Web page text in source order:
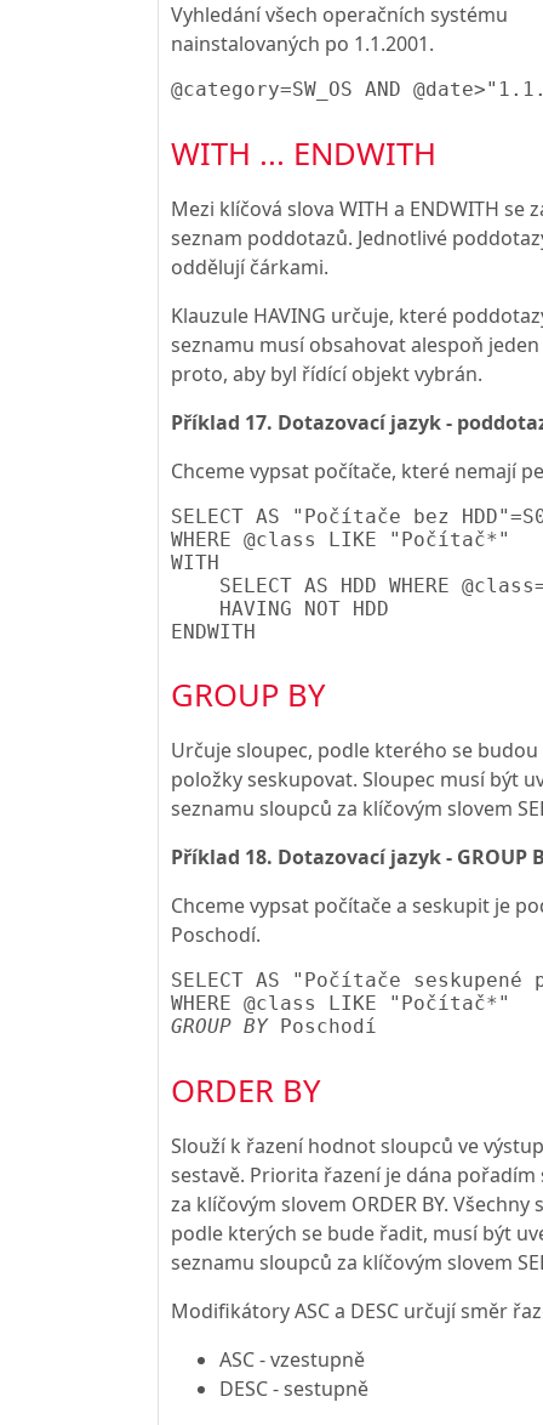
Vyhledání všech operačních systému
nainstalovaných po 1.1.2001.
@category=SW_OS AND
WITH ... ENDWITH
Mezi klíčová slova WITH a ENDWITH se
seznam poddotazů. Jednotlivé
oddělují čárkami.
Klauzule HAVING určuje, které
seznamu musí obsahovat alespoň
proto, aby byl řídící objekt vybrán.
Příklad 17. Dotazovací jazyk -
Chceme vypsat počítače, které nemají
SELECT AS "Počítače bez
WHERE @class LIKE "Počítač*"
WITH
SELECT AS HDD WHERE
    HAVING NOT HDD
GROUP BY
Určuje sloupec, podle kterého se budou
položky seskupovat. Sloupec musí být
seznamu sloupců za klíčovým slovem
Příklad 18. Dotazovací jazyk - GROUP
Chceme vypsat počítače a seskupit je
Poschodí.
SELECT AS "Počítače
GROUP BY
ORDER BY
Slouží k řazení hodnot sloupců ve
sestavě. Priorita řazení je dána pořadím
za klíčovým slovem ORDER BY. Všechny
podle kterých se bude řadit, musí být
seznamu sloupců za klíčovým slovem
Modifikátory ASC a DESC určují směr
ASC - vzestupně
DESC - sestupně